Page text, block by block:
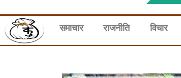
समाचार राजनीति विचार